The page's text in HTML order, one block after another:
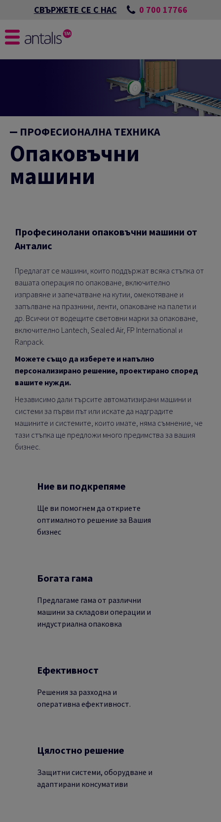
СВЪРЖЕТЕ СЕ С НАС 0 700 17766
ПРОФЕСИОНАЛНА ТЕХНИКА
Опаковъчни
машини
Професинолани опаковъчни машини от
Анталис
Предлагат се машини, които поддържат всяка стъпка от
вашата операция по опаковане, включително
изправяне и запечатване на кутии, омекотяване и
запълване на празнини, ленти, опаковане на палети и
др. Всички от водещите световни марки за опаковане,
включително Lantech, Sealed Air, FP International и
Ranpack.
Можете също да изберете и напълно
персонализирано решение, проектирано според
вашите нужди.
Независимо дали търсите автоматизирани машини и
системи за първи път или искате да надградите
машините и системите, които имате, няма съмнение, че
тази стъпка ще предложи много предимства за вашия
бизнес.
Ние ви подкрепяме
Ще ви помогнем да откриете
оптималното решение за Вашия
бизнес
Богата гама
Предлагаме гама от различни
машини за складови операции и
индустриална опаковка
Ефективност
Решения за разходна и
оперативна ефективност.
Цялостно решение
Защитни системи, оборудване и
адаптирани консумативи